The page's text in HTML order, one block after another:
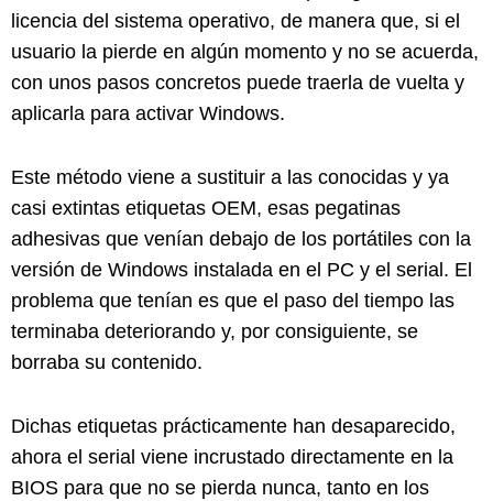
licencia del sistema operativo, de manera que, si el
usuario la pierde en algún momento y no se acuerda,
con unos pasos concretos puede traerla de vuelta y
aplicarla para activar Windows.
Este método viene a sustituir a las conocidas y ya
casi extintas etiquetas OEM, esas pegatinas
adhesivas que venían debajo de los portátiles con la
versión de Windows instalada en el PC y el serial. El
problema que tenían es que el paso del tiempo las
terminaba deteriorando y, por consiguiente, se
borraba su contenido.
Dichas etiquetas prácticamente han desaparecido,
ahora el serial viene incrustado directamente en la
BIOS para que no se pierda nunca, tanto en los